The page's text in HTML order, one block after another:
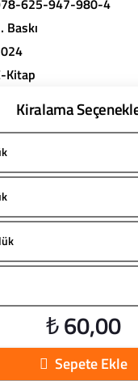
625-947-980-4
Baskı
Kitap
Kiralama
₺ 60,00
Sepete Ekle